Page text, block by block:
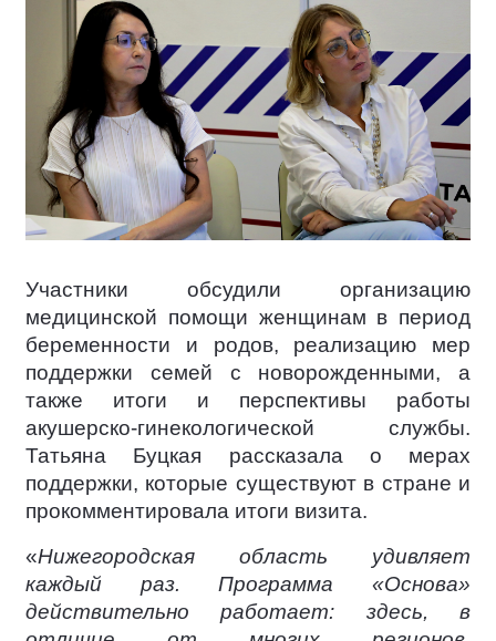
Участники обсудили организацию
медицинской помощи женщинам в период
беременности и родов, реализацию мер
поддержки семей с новорожденными, а
также итоги и перспективы работы
акушерско-гинекологической службы.
Татьяна Буцкая рассказала о мерах
поддержки, которые существуют в стране и
прокомментировала итоги визита.
«Нижегородская область удивляет
каждый раз. Программа «Основа»
действительно работает: здесь, в